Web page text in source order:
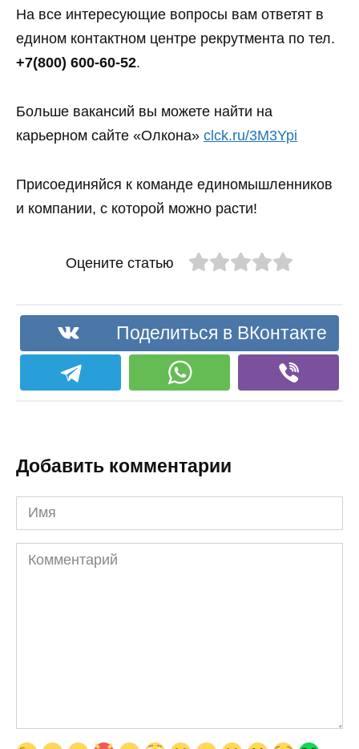
На все интересующие вопросы вам ответят в
едином контактном центре рекрутмента по тел.
+7(800) 600-60-52.
Больше вакансий вы можете найти на
карьерном сайте «Олкона» clck.ru/3M3Ypi
Присоединяйся к команде единомышленников
и компании, с которой можно расти!
Оцените статью
Поделиться в ВКонтакте
Добавить комментарии
Имя
Комментарий